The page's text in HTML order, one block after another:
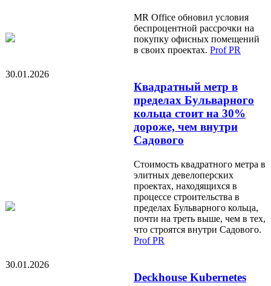
MR Office обновил условия
беспроцентной рассрочки на
покупку офисных помещений
в своих проектах. Prof PR
30.01.2026
Квадратный метр в
пределах Бульварного
кольца стоит на 30%
дороже, чем внутри
Садового
Стоимость квадратного метра в
элитных девелоперских
проектах, находящихся в
процессе строительства в
пределах Бульварного кольца,
почти на треть выше, чем в тех,
что строятся внутри Садового.
Prof PR
30.01.2026
Deckhouse Kubernetes